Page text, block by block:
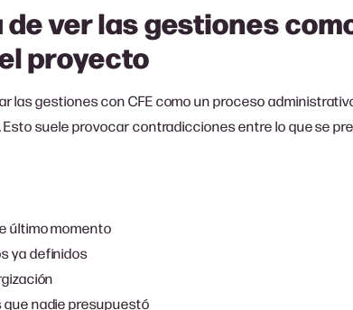
de ver las gestiones
proyecto
las gestiones con CFE como un proceso
suele provocar contradicciones entre lo que se
último momento
ya definidos
nadie presupuestó